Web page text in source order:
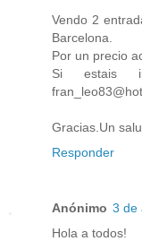
Vendo 2
Barcelona.
Por un precio
Si estais
Gracias.Un
Responder
Anónimo 3 de
Hola a todos!